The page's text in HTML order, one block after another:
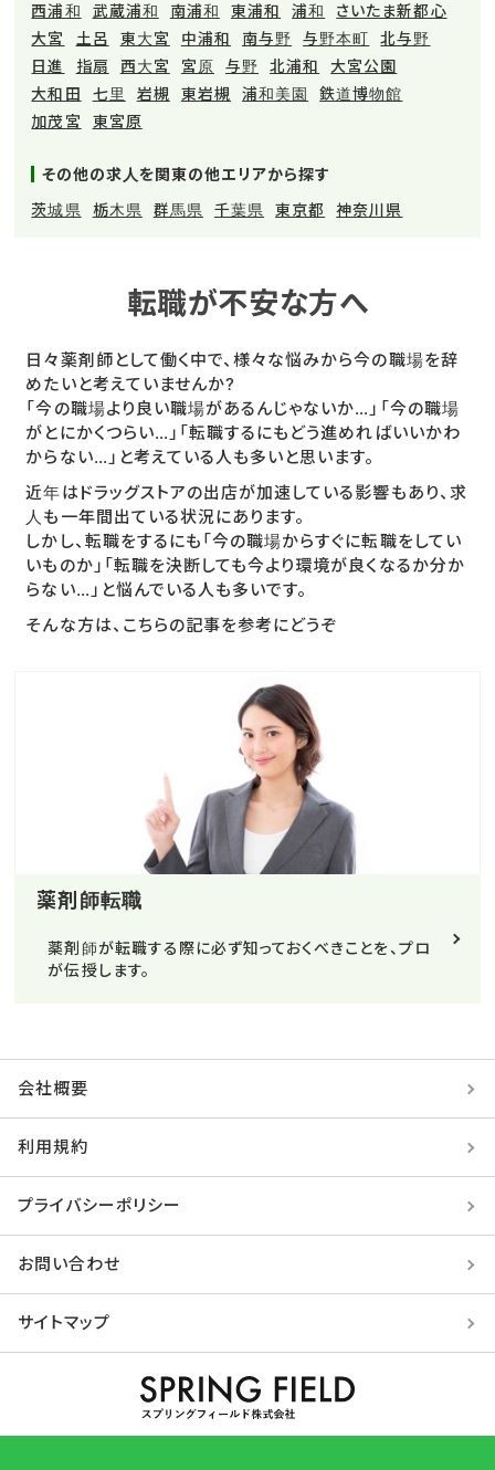
西浦和
武蔵浦和 南浦和 東浦和 浦和
さいたま新都心
大宮
土呂 東大宮 中浦和 南与野 与野本町
北与野
日進
指扇 西大宮 宮原 与野 北浦和
大宮公園
大和田
七里 岩槻 東岩槻 浦和美園
鉄道博物館
加茂宮
東宮原
その他の求人を関東の他エリアから探す
茨城県
栃木県 群馬県 千葉県 東京都 神奈川県
転職が不安な方へ
日々薬剤師として働く中で、様々な悩みから今の職場を辞
めたいと考えていませんか?
「今の職場より良い職場があるんじゃないか…」「今の職場
がとにかくつらい…」「転職するにもどう進めればいいかわ
からない…」と考えている人も多いと思います。
近年はドラッグストアの出店が加速している影響もあり、求
人も一年間出ている状況にあります。
しかし、転職をするにも「今の職場からすぐに転職をしてい
いものか」「転職を決断しても今より環境が良くなるか分か
らない…」と悩んでいる人も多いです。
そんな方は、こちらの記事を参考にどうぞ
薬剤師転職
薬剤師が転職する際に必ず知っておくべきことを、プロ
が伝授します。
会社概要
利用規約
プライバシーポリシー
お問い合わせ
サイトマップ